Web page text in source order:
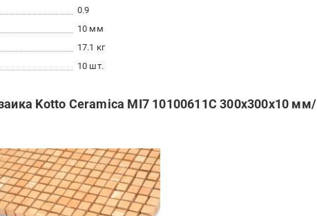
0.9
10 мм
17.1 кг
10 шт.
Kotto Ceramica MI7 10100611C 300x300x10 мм/